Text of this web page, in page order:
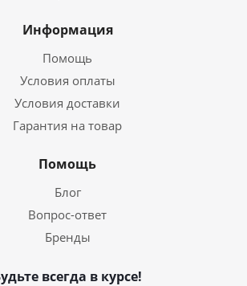
Информация
Помощь
Условия оплаты
Условия доставки
Гарантия на товар
Помощь
Блог
Вопрос-ответ
Бренды
всегда в курсе!